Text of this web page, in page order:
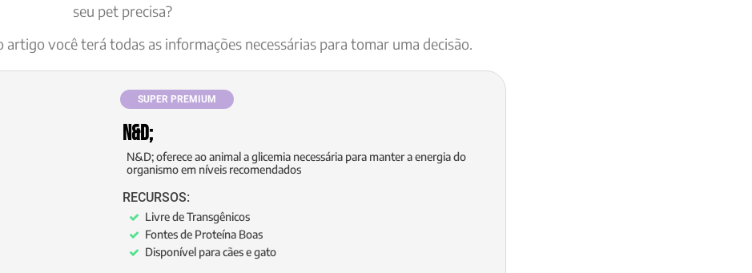
seu pet precisa?
artigo você terá todas as informações necessárias para tomar uma decisão.
SUPER PREMIUM
N&D;
N&D; oferece ao animal a glicemia necessária para manter a energia do
organismo em níveis recomendados
RECURSOS:
Livre de Transgênicos
Fontes de Proteína Boas
Disponível para cães e gato